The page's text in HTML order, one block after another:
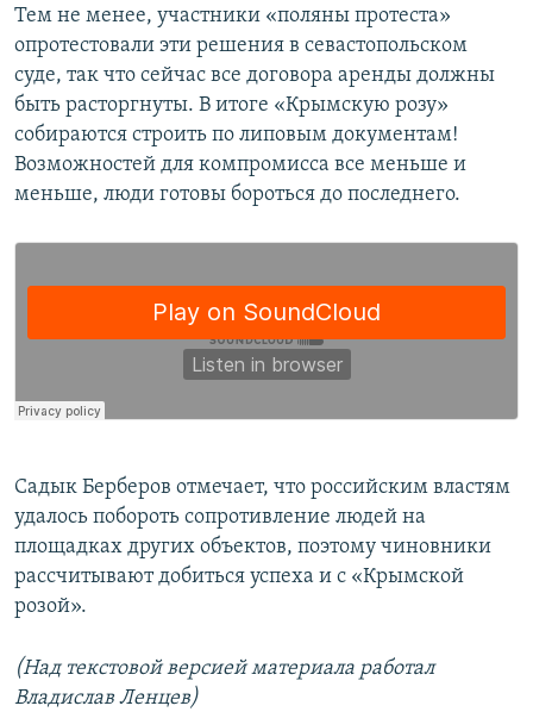
Тем не менее, участники «поляны протеста»
опротестовали эти решения в севастопольском
суде, так что сейчас все договора аренды должны
быть расторгнуты. В итоге «Крымскую розу»
собираются строить по липовым документам!
Возможностей для компромисса все меньше и
меньше, люди готовы бороться до последнего.
Садык Берберов отмечает, что российским властям
удалось побороть сопротивление людей на
площадках других объектов, поэтому чиновники
рассчитывают добиться успеха и с «Крымской
розой».
(Над текстовой версией материала работал
Владислав Ленцев)